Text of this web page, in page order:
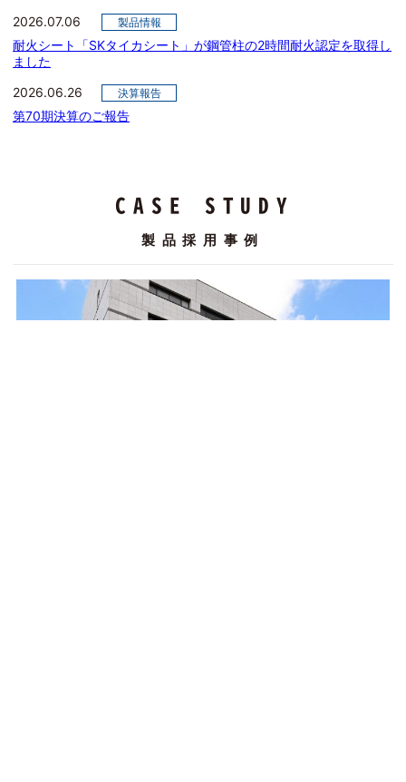
2026.07.06 製品情報
耐火シート「SKタイカシート」が鋼管柱の2時間耐火認定を取得し
ました
2026.06.26 決算報告
第70期決算のご報告
CASE STUDY
製品採用事例